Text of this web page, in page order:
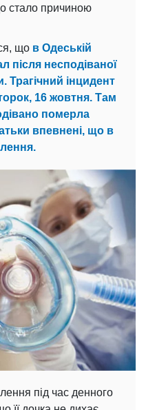
стало причиною
що в Одеській
після несподіваної
Трагічний інцидент
16 жовтня. Там
померла
впевнені, що в
під час денного